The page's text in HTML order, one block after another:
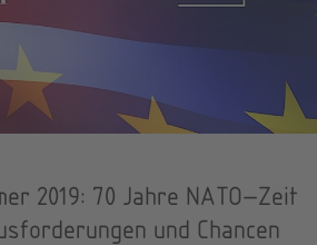
2019: 70 Jahre NATO—Zeit
und Chancen